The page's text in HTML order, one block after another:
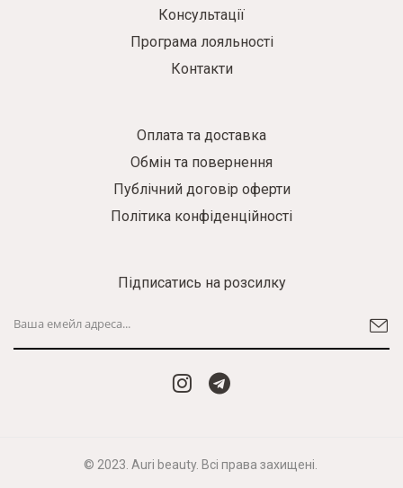
Консультації
Програма лояльності
Контакти
Оплата та доставка
Обмін та повернення
Публічний договір оферти
Політика конфіденційності
Підписатись на розсилку
© 2023. Auri beauty. Всі права захищені.